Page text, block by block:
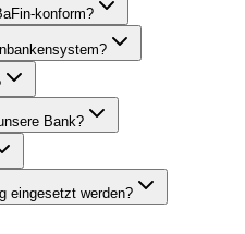
konform?
Bank?
eingesetzt werden?